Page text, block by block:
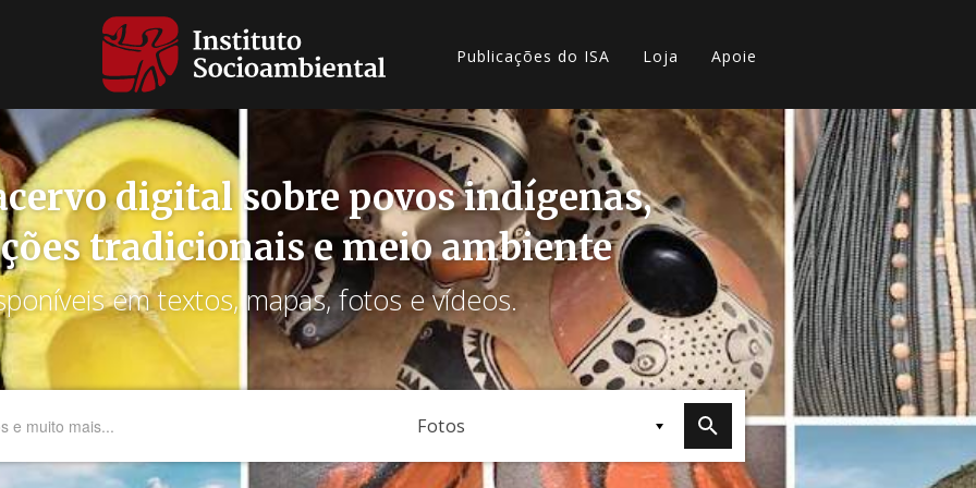
Publicações do ISA Loja Apoie
digital sobre povos indígenas,
tradicionais e meio ambiente
em textos, mapas, fotos e vídeos.
Fotos